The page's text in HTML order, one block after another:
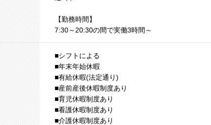
【勤務時間】
7:30～20:30の間で実働3時間～
■シフトによる
■年末年始休暇
■有給休暇(法定通り)
■産前産後休暇制度あり
■育児休暇制度あり
■看護休暇制度あり
■介護休暇制度あり